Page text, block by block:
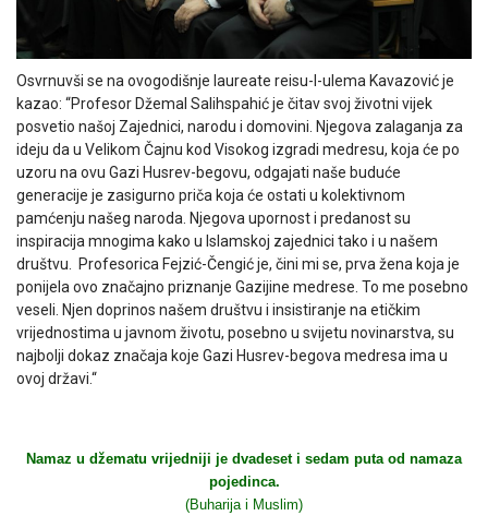
Osvrnuvši se na ovogodišnje laureate reisu-l-ulema Kavazović je
kazao: “Profesor Džemal Salihspahić je čitav svoj životni vijek
posvetio našoj Zajednici, narodu i domovini. Njegova zalaganja za
ideju da u Velikom Čajnu kod Visokog izgradi medresu, koja će po
uzoru na ovu Gazi Husrev-begovu, odgajati naše buduće
generacije je zasigurno priča koja će ostati u kolektivnom
pamćenju našeg naroda. Njegova upornost i predanost su
inspiracija mnogima kako u Islamskoj zajednici tako i u našem
društvu. Profesorica Fejzić-Čengić je, čini mi se, prva žena koja je
ponijela ovo značajno priznanje Gazijine medrese. To me posebno
veseli. Njen doprinos našem društvu i insistiranje na etičkim
vrijednostima u javnom životu, posebno u svijetu novinarstva, su
najbolji dokaz značaja koje Gazi Husrev-begova medresa ima u
ovoj državi.“
Namaz u džematu vrijedniji je dvadeset i sedam puta od namaza
pojedinca.
(Buharija i Muslim)